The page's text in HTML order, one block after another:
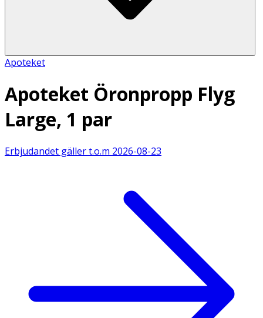
Apoteket
Apoteket Öronpropp Flyg
Large, 1 par
Erbjudandet gäller t.o.m 2026-08-23